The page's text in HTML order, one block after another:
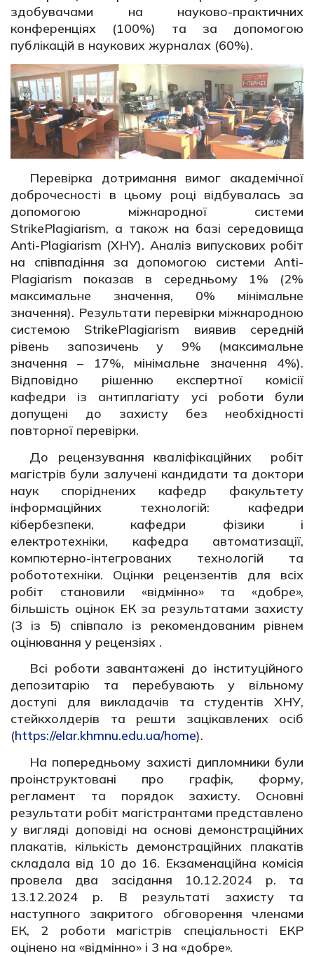
здобувачами на науково-практичних
конференціях (100%) та за допомогою
публікацій в наукових журналах (60%).
Перевірка дотримання вимог академічної
доброчесності в цьому році відбувалась за
допомогою міжнародної системи
StrikePlagiarism, а також на базі середовища
Anti-Plagiarism (ХНУ). Аналіз випускових робіт
на співпадіння за допомогою системи Anti-
Plagiarism показав в середньому 1% (2%
максимальне значення, 0% мінімальне
значення). Результати перевірки міжнародною
системою StrikePlagiarism виявив середній
рівень запозичень у 9% (максимальне
значення – 17%, мінімальне значення 4%).
Відповідно рішенню експертної комісії
кафедри із антиплагіату усі роботи були
допущені до захисту без необхідності
повторної перевірки.
До рецензування кваліфікаційних робіт
магістрів були залучені кандидати та доктори
наук споріднених кафедр факультету
інформаційних технологій: кафедри
кібербезпеки, кафедри фізики і
електротехніки, кафедра автоматизації,
компютерно-інтегрованих технологій та
робототехніки. Оцінки рецензентів для всіх
робіт становили «відмінно» та «добре»,
більшість оцінок ЕК за результатами захисту
(3 із 5) співпало із рекомендованим рівнем
оцінювання у рецензіях .
Всі роботи завантажені до інституційного
депозитарію та перебувають у вільному
доступі для викладачів та студентів ХНУ,
стейкхолдерів та решти зацікавлених осіб
(https://elar.khmnu.edu.ua/home).
На попередньому захисті дипломники були
проінструктовані про графік, форму,
регламент та порядок захисту. Основні
результати робіт магістрантами представлено
у вигляді доповіді на основі демонстраційних
плакатів, кількість демонстраційних плакатів
складала від 10 до 16. Екзаменаційна комісія
провела два засідання 10.12.2024 р. та
13.12.2024 р. В результаті захисту та
наступного закритого обговорення членами
ЕК, 2 роботи магістрів спеціальності ЕКР
оцінено на «відмінно» і 3 на «добре».